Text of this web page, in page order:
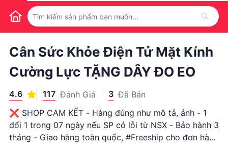
1 / 1
Cân Sức Khỏe Điện Tử Mặt Kính
Cường Lực TẶNG DÂY ĐO EO
4.6 117 Đánh Giá 3 Đã Bán
❌ SHOP CAM KẾT - Hàng đúng như mô tả, ảnh - 1
đổi 1 trong 07 ngày nếu SP có lỗi từ NSX - Bảo hành 3
tháng - Giao hàng toàn quốc, #Freeship cho đơn hàng